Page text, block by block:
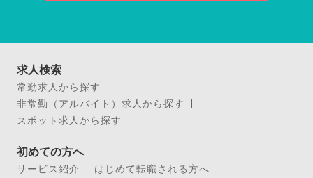
求人検索
常勤求人から探す
非常勤（アルバイト）求人から探す
スポット求人から探す
初めての方へ
サービス紹介
はじめて転職される方へ